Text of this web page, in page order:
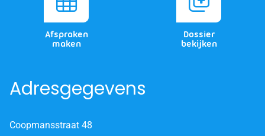
Afspraken
maken
Dossier
bekijken
Adresgegevens
Coopmansstraat 48